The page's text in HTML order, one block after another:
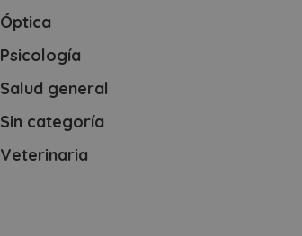
Óptica
Psicología
Salud general
Sin categoría
Veterinaria